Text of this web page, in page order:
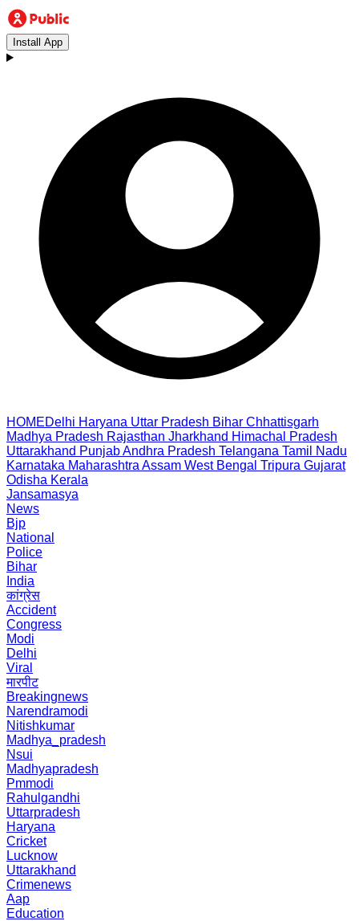
Install App
HOMEDelhi Haryana Uttar Pradesh Bihar Chhattisgarh
Madhya Pradesh Rajasthan Jharkhand Himachal Pradesh
Uttarakhand PunjabAndhra Pradesh Telangana Tamil Nadu
Karnataka Maharashtra Assam West Bengal Tripura Gujarat
Odisha Kerala
Jansamasya
News
Bjp
National
Police
Bihar
India
कांग्रेस
Accident
Congress
Modi
Delhi
Viral
मारपीट
Breakingnews
Narendramodi
Nitishkumar
Madhya_pradesh
Nsui
Madhyapradesh
Pmmodi
Rahulgandhi
Uttarpradesh
Haryana
Cricket
Lucknow
Uttarakhand
Crimenews
Aap
Education